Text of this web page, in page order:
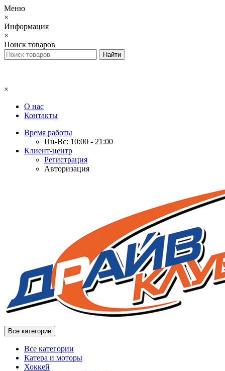
Меню
×
Информация
×
Поиск товаров
×
О нас
Контакты
Время работы
Пн-Вс: 10:00 - 21:00
Клиент-центр
Регистрация
Авторизация
Все категории
Все категории
Катера и моторы
Хоккей